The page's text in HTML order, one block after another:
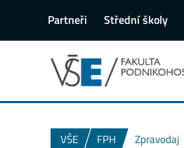
Partneři Střední školy
VŠE FPH Zpravodaj